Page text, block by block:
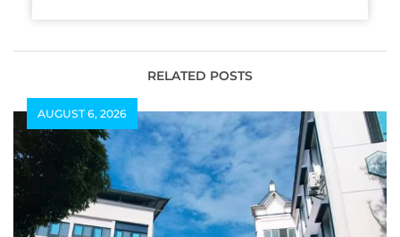
RELATED POSTS
AUGUST 6, 2026